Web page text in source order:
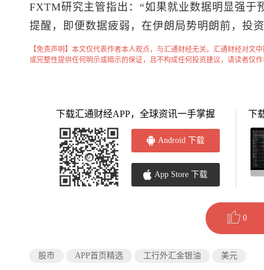
FXTM研究主管指出：“如果就业数据明显强于
提醒，即便数据疲弱，在伊朗局势明朗前，投
【免责声明】本文仅代表作者本人观点，与汇通财经无关。汇通财经对文
或完整性提供任何明示或暗示的保证，且不构成任何投资建议，请读者仅
下载汇通财经APP，全球资讯一手掌握
Android 下载
App Store 下载
下
0
股市 APP首页精选 工行外汇金银油 美元